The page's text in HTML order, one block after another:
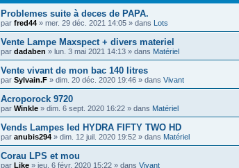
Problemes suite à deces de PAPA.
par fred44 » mer. 29 déc. 2021 14:05 » dans Lots
Vente Lampe Maxspect + divers materiel
par dadaben » lun. 3 mai 2021 14:13 » dans Matériel
Vente vivant de mon bac 140 litres
par Sylvain.F » dim. 20 déc. 2020 19:46 » dans Vivant
Acroporock 9720
par Winkle » dim. 6 sept. 2020 16:22 » dans Matériel
Vends Lampes led HYDRA FIFTY TWO HD
par anubis294 » dim. 12 juil. 2020 19:52 » dans Matériel
Corau LPS et mou
par Like » jeu. 6 févr. 2020 15:22 » dans Vivant